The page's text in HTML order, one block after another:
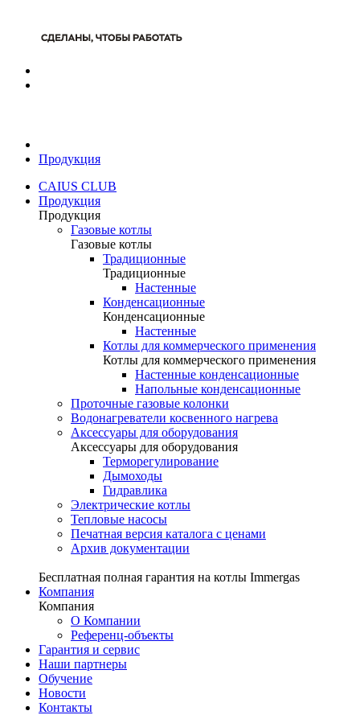
Продукция
CAIUS CLUB
Продукция
Продукция
Газовые котлы
Газовые котлы
Традиционные
Традиционные
Настенные
Конденсационные
Конденсационные
Настенные
Котлы для коммерческого применения
Котлы для коммерческого применения
Настенные конденсационные
Напольные конденсационные
Проточные газовые колонки
Водонагреватели косвенного нагрева
Аксессуары для оборудования
Аксессуары для оборудования
Терморегулирование
Дымоходы
Гидравлика
Электрические котлы
Тепловые насосы
Печатная версия каталога с ценами
Архив документации
Бесплатная полная гарантия на котлы Immergas
Компания
Компания
О Компании
Референц-объекты
Гарантия и сервис
Наши партнеры
Обучение
Новости
Контакты